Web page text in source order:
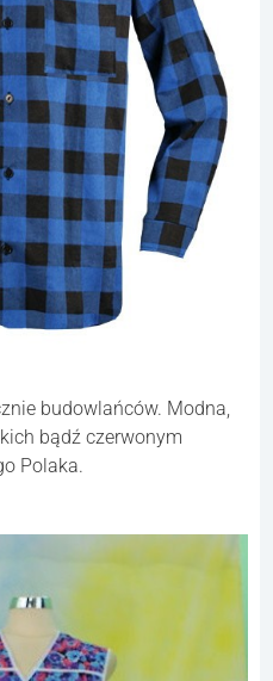
budowlańców. Modna,
bądź czerwonym
Polaka.